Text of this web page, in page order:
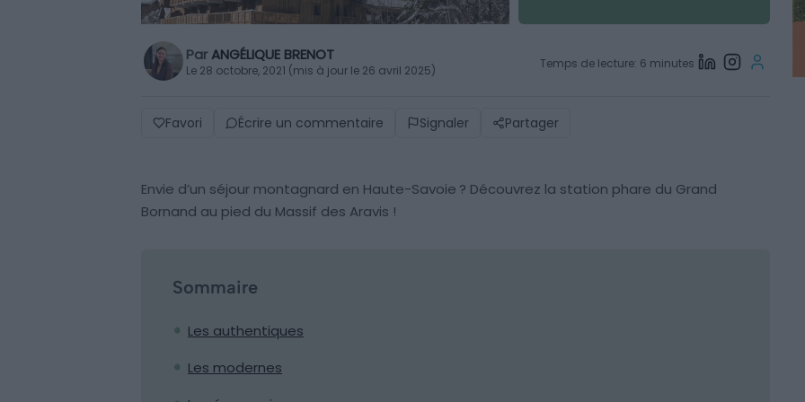
ParANGÉLIQUE BRENOT
Le 28 octobre, 2021 (mis à jour le 26 avril 2025) Temps de lecture: 6 minutes
Favori Écrire un commentaire Signaler Partager
Envie d’un séjour montagnard en Haute-Savoie ? Découvrez la station phare du Grand
Bornand au pied du Massif des Aravis !
Sommaire
Les authentiques
Les modernes